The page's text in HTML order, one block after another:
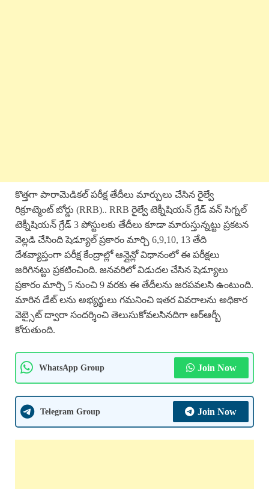
కొత్తగా పారామెడికల్ పరీక్ష తేదీలు మార్పులు చేసిన రైల్వే
రిక్రూట్మెంట్ బోర్డు (RRB).. RRB రైల్వే టెక్నీషియన్ గ్రేడ్ వన్ సిగ్నల్
టెక్నీషియన్ గ్రేడ్ 3 పోస్టులకు తేదీలు కూడా మారుస్తున్నట్టు ప్రకటన
వెల్లడి చేసింది షెడ్యూల్ ప్రకారం మార్చి 6,9,10, 13 తేది
దేశవ్యాప్తంగా పరీక్ష కేంద్రాల్లో ఆన్లైన్లో విధానంలో ఈ పరీక్షలు
జరిగినట్టు ప్రకటించింది. జనవరిలో విడుదల చేసిన షెడ్యూలు
ప్రకారం మార్చి 5 నుంచి 9 వరకు ఈ తేదీలను జరపవలసి ఉంటుంది.
మారిన డేట్ లను అభ్యర్థులు గమనించి ఇతర వివరాలను అధికార
వెబ్సైట్ ద్వారా సందర్శించి తెలుసుకోవలసినదిగా ఆర్ఆర్బీ
కోరుతుంది.
WhatsApp Group Join Now
Telegram Group Join Now